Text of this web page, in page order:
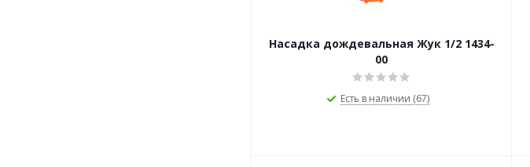
Насадка дождевальная Жук 1/2 1434-
00
Есть в наличии (67)